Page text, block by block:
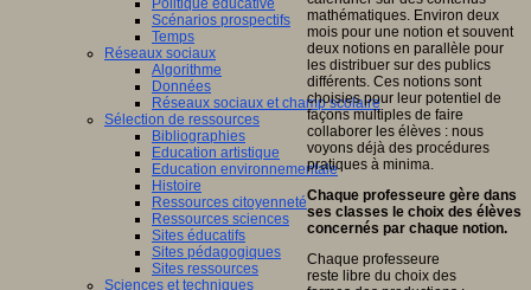
Politique éducative
Scénarios prospectifs
Temps
Réseaux sociaux
Algorithme
Données
Réseaux sociaux et champ scolaire
Sélection de ressources
Bibliographies
Education artistique
Education environnementale
Histoire
Ressources citoyenneté
Ressources sciences
Sites éducatifs
Sites pédagogiques
Sites ressources
Sciences et techniques
mathématiques. Environ deux
mois pour une notion et souvent
deux notions en parallèle pour
les distribuer sur des publics
différents. Ces notions sont
choisies pour leur potentiel de
façons multiples de faire
collaborer les élèves : nous
voyons déjà des procédures
pratiques à minima.
Chaque professeure gère dans
ses classes le choix des élèves
concernés par chaque notion.
Chaque professeure
reste libre du choix des